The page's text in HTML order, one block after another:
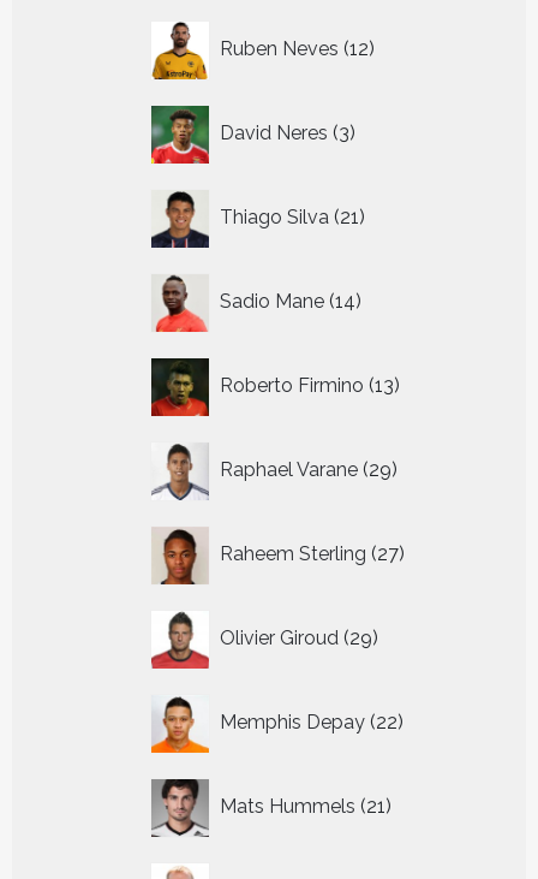
Ruben Neves 12
producten
David Neres 3
producten
Thiago Silva 21
producten
Sadio Mane 14
producten
Roberto Firmino 13
producten
Raphael Varane 29
producten
Raheem Sterling 27
producten
Olivier Giroud 29
producten
Memphis Depay 22
producten
Mats Hummels 21
producten